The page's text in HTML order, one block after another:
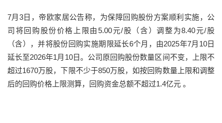
7月3日，帝欧家居公告称，为保障回购股份方案顺利实施，公
司将回购股份价格上限由5.00元/股（含）调整为8.40元/股
（含），并将股份回购实施期限延长6个月，由2025年7月10日
延长至2026年1月10日。公司原回购股份数量区间不变，上限不
超过1670万股，下限不少于850万股，如按回购数量上限和调整
后的回购价格上限测算，回购资金总额不超过1.4亿元 。